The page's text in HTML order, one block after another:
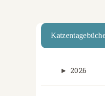
► 2026